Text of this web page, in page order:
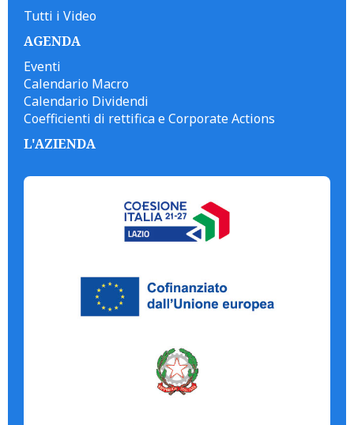
Tutti i Video
AGENDA
Eventi
Calendario Macro
Calendario Dividendi
Coefficienti di rettifica e Corporate Actions
L'AZIENDA